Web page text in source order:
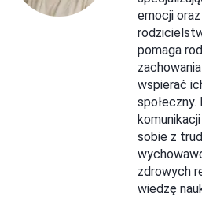
emocji
pomaga
wspierać
sobie z
zdrowych
wiedzę